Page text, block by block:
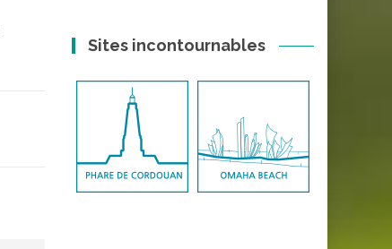
Sites incontournables